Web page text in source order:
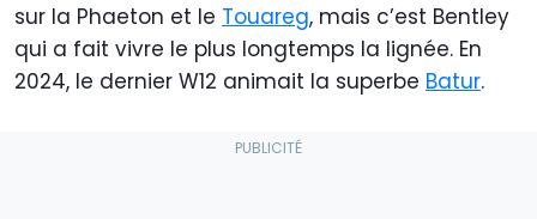
sur la Phaeton et le Touareg, mais c’est Bentley
qui a fait vivre le plus longtemps la lignée. En
2024, le dernier W12 animait la superbe Batur.